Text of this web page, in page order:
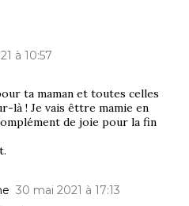
à 10:57
ta maman et toutes celles
là ! Je vais êttre mamie en
de joie pour la fin
30 mai 2021 à 17:13